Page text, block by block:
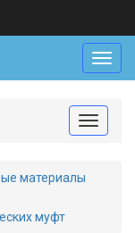
Меню
Toggle
материалы
муфт